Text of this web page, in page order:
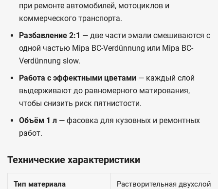
при ремонте автомобилей, мотоциклов и
коммерческого транспорта.
Разбавление 2:1 — две части эмали смешиваются с
одной частью Mipa BC-Verdünnung или Mipa BC-
Verdünnung slow.
Работа с эффектными цветами — каждый слой
выдерживают до равномерного матирования,
чтобы снизить риск пятнистости.
Объём 1 л — фасовка для кузовных и ремонтных
работ.
Технические характеристики
Тип материала Растворительная